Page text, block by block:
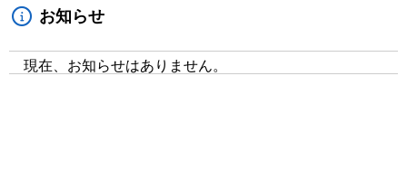
お知らせ
現在、お知らせはありません。